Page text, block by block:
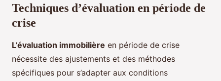
Techniques d’évaluation en période de
crise
L’évaluation immobilière en période de crise
nécessite des ajustements et des méthodes
spécifiques pour s’adapter aux conditions